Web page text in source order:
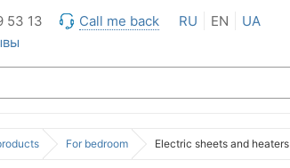
53 13 Call me back RU EN UA
For bedroom Electric sheets and heaters